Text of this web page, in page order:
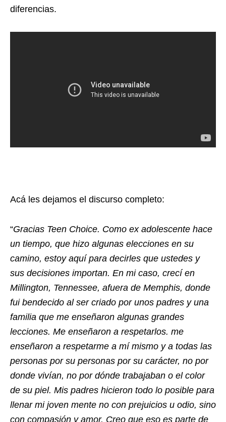
diferencias.
Acá les dejamos el discurso completo:
“Gracias Teen Choice. Como ex adolescente hace
un tiempo, que hizo algunas elecciones en su
camino, estoy aquí para decirles que ustedes y
sus decisiones importan. En mi caso, crecí en
Millington, Tennessee, afuera de Memphis, donde
fui bendecido al ser criado por unos padres y una
familia que me enseñaron algunas grandes
lecciones. Me enseñaron a respetarlos. me
enseñaron a respetarme a mí mismo y a todas las
personas por su personas por su carácter, no por
donde vivían, no por dónde trabajaban o el color
de su piel. Mis padres hicieron todo lo posible para
llenar mi joven mente no con prejuicios u odio, sino
con compasión y amor. Creo que eso es parte de